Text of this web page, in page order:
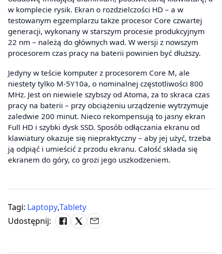
w komplecie rysik. Ekran o rozdzielczości HD – a w
testowanym egzemplarzu także procesor Core czwartej
generacji, wykonany w starszym procesie produkcyjnym
22 nm – należą do głównych wad. W wersji z nowszym
procesorem czas pracy na baterii powinien być dłuższy.
Jedyny w teście komputer z procesorem Core M, ale
niestety tylko M-5Y10a, o nominalnej częstotliwości 800
MHz. Jest on niewiele szybszy od Atoma, za to skraca czas
pracy na baterii – przy obciążeniu urządzenie wytrzymuje
zaledwie 200 minut. Nieco rekompensują to jasny ekran
Full HD i szybki dysk SSD. Sposób odłączania ekranu od
klawiatury okazuje się niepraktyczny – aby jej użyć, trzeba
ją odpiąć i umieścić z przodu ekranu. Całość składa się
ekranem do góry, co grozi jego uszkodzeniem.
Tagi: Laptopy,Tablety
Udostępnij: